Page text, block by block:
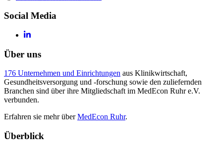
Social Media
Über uns
176 Unternehmen und Einrichtungen aus Klinikwirtschaft,
Gesundheitsversorgung und -forschung sowie den zuliefernden
Branchen sind über ihre Mitgliedschaft im MedEcon Ruhr e.V.
verbunden.
Erfahren sie mehr überMedEcon Ruhr.
Überblick